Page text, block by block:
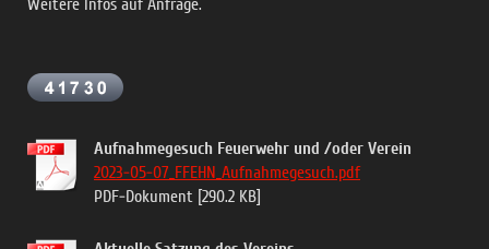
Aufnahmegesuch Feuerwehr und /oder Verein
2023-05-07_FFEHN_Aufnahmegesuch.pdf
PDF-Dokument [290.2 KB]